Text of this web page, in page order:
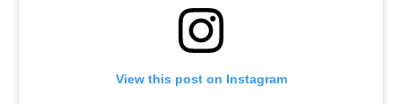
View this post on Instagram